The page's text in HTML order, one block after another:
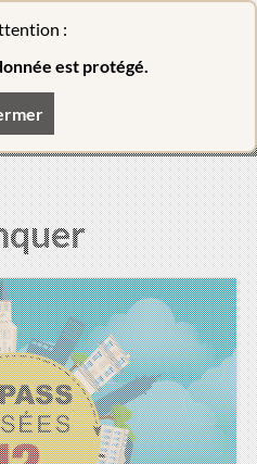
:
est protégé.
FR